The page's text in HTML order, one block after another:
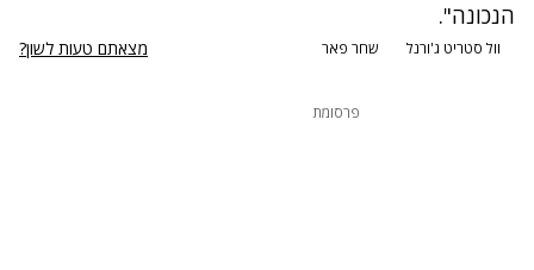
הנכונה".
וול סטריט ג'ורנל שחר פאר מצאתם טעות לשון?
פרסומת